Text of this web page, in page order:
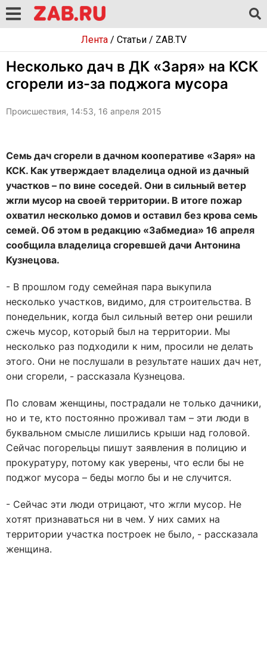
Лента/ Статьи/ ZAB.TV
Несколько дач в ДК «Заря» на КСК
сгорели из-за поджога мусора
Происшествия, 14:53, 16 апреля 2015
Семь дач сгорели в дачном кооперативе «Заря» на
КСК. Как утверждает владелица одной из дачный
участков – по вине соседей. Они в сильный ветер
жгли мусор на своей территории. В итоге пожар
охватил несколько домов и оставил без крова семь
семей. Об этом в редакцию «Забмедиа» 16 апреля
сообщила владелица сгоревшей дачи Антонина
Кузнецова.
- В прошлом году семейная пара выкупила
несколько участков, видимо, для строительства. В
понедельник, когда был сильный ветер они решили
сжечь мусор, который был на территории. Мы
несколько раз подходили к ним, просили не делать
этого. Они не послушали в результате наших дач нет,
они сгорели, - рассказала Кузнецова.
По словам женщины, пострадали не только дачники,
но и те, кто постоянно проживал там – эти люди в
буквальном смысле лишились крыши над головой.
Сейчас погорельцы пишут заявления в полицию и
прокуратуру, потому как уверены, что если бы не
поджог мусора – беды могло бы и не случится.
- Сейчас эти люди отрицают, что жгли мусор. Не
хотят признаваться ни в чем. У них самих на
территории участка построек не было, - рассказала
женщина.